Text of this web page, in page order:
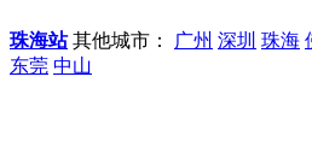
珠海站其他城市： 广州 深圳 珠海
东莞 中山